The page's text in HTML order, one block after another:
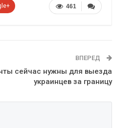
461
ВПЕРЕД
сейчас нужны для выезда
украинцев за границу